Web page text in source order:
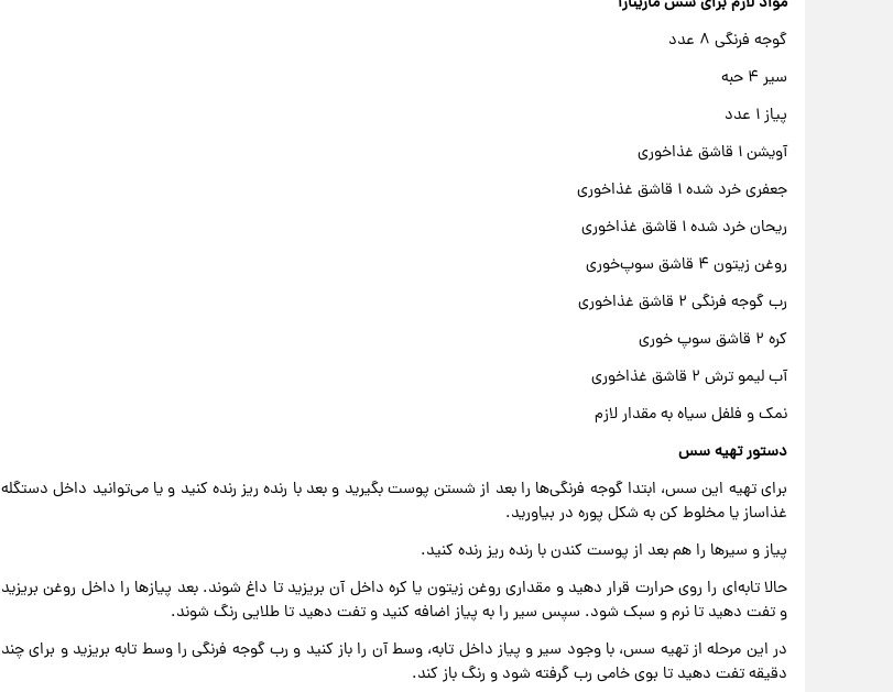
گوجه فرنگی ۸ عدد
سیر ۴ حبه
پیاز ۱ عدد
آویشن ۱ قاشق غذاخوری
جعفری خرد شده ۱ قاشق غذاخوری
ریحان خرد شده ۱ قاشق غذاخوری
روغن زیتون ۴ قاشق سوپ‌خوری
رب گوجه فرنگی ۲ قاشق غذاخوری
کره ۲ قاشق سوپ خوری
آب لیمو ترش ۲ قاشق غذاخوری
نمک و فلفل سیاه به مقدار لازم
دستور تهیه سس
برای تهیه این سس، ابتدا گوجه فرنگی‌ها را بعد از شستن پوست بگیرید و بعد با رنده ریز رنده کنید و یا می‌توانید داخل دستگله
غذاساز یا مخلوط کن به شکل پوره در بیاورید.
پیاز و سیرها را هم بعد از پوست کندن با رنده ریز رنده کنید.
حالا تابه‌ای را روی حرارت قرار دهید و مقداری روغن زیتون یا کره داخل آن بریزید تا داغ شوند. بعد پیازها را داخل روغن بریزید
و تفت دهید تا نرم و سبک شود. سپس سیر را به پیاز اضافه کنید و تفت دهید تا طلایی رنگ شوند.
در این مرحله از تهیه سس، با وجود سیر و پیاز داخل تابه، وسط آن را باز کنید و رب گوجه فرنگی را وسط تابه بریزید و برای چند
دقیقه تفت دهید تا بوی خامی رب گرفته شود و رنگ باز کند.